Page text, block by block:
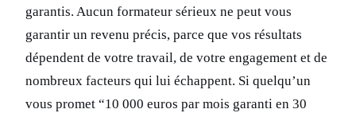
garantis. Aucun formateur sérieux ne peut vous
garantir un revenu précis, parce que vos résultats
dépendent de votre travail, de votre engagement et de
nombreux facteurs qui lui échappent. Si quelqu’un
vous promet “10 000 euros par mois garanti en 30